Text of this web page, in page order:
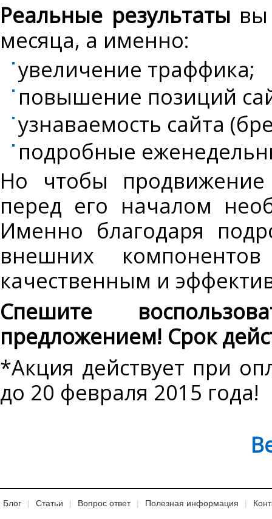
Реальные результаты
месяца, а именно:
увеличение траффика;
повышение позиций
узнаваемость сайта
подробные
Но чтобы
перед его началом
Именно благодаря
внешних
качественным и
Спешите
предложением! Срок
*Акция действует при
до 20 февраля 2015 года!
Блог Статьи Вопрос ответ Полезная информация